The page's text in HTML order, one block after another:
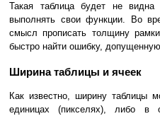
Такая таблица будет не
выполнять свои функции. Во
смысл прописать толщину
быстро найти ошибку,
Ширина таблицы и ячеек
Как известно, ширину таблицы
единицах (пикселях), либо в